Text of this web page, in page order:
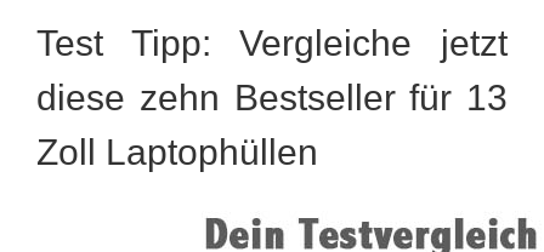
Test Tipp: Vergleiche jetzt
diese zehn Bestseller für 13
Zoll Laptophüllen